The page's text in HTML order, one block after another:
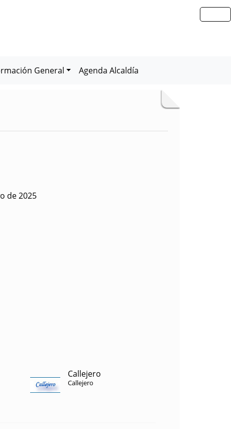
General Agenda Alcaldía
de 2025
Callejero
Callejero